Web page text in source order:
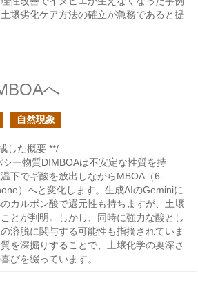
壌劣化ケア方法の確立が急務であると提
へ
自然現象
した概要 **/
ー物質DIMBOAは不安定な性質を持
下でギ酸を放出しながらMBOA（6-
）へと変化します。生成AIのGeminiに
カルボン酸で還元性も持ちますが、土壌
とが判明。しかし、同時に強力な酸とし
溶脱に関与する可能性も指摘されていま
を深掘りすることで、土壌化学の奥深さ
びを綴っています。